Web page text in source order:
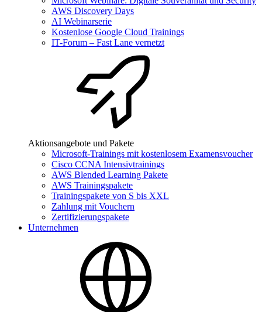
AWS Discovery Days
AI Webinarserie
Kostenlose Google Cloud Trainings
IT-Forum – Fast Lane vernetzt
Aktionsangebote und Pakete
Microsoft-Trainings mit kostenlosem Examensvoucher
Cisco CCNA Intensivtrainings
AWS Blended Learning Pakete
AWS Trainingspakete
Trainingspakete von S bis XXL
Zahlung mit Vouchern
Zertifizierungspakete
Unternehmen